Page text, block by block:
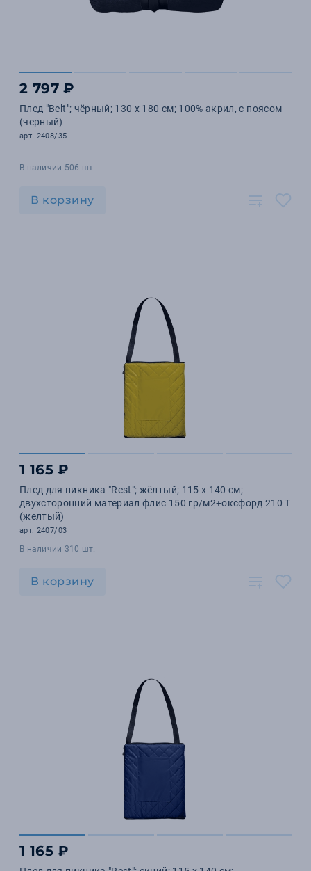
2 797 ₽
Плед "Belt"; чёрный; 130 х 180 см; 100% акрил, с поясом
(черный)
арт. 2408/35
В наличии 506 шт.
В корзину
1 165 ₽
Плед для пикника "Rest"; жёлтый; 115 х 140 см;
двухсторонний материал флис 150 гр/м2+оксфорд 210 T
(желтый)
арт. 2407/03
В наличии 310 шт.
В корзину
1 165 ₽